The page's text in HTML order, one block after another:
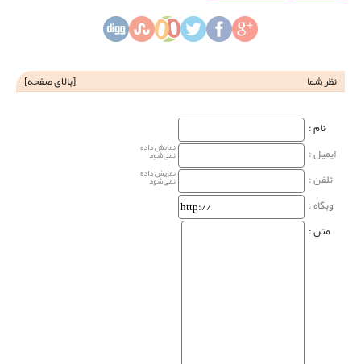
نظر شما [بالای صفحه]
نام‌ :
ایمیل :
نمایش داده
نمی‌شود
تلفن : نمایش داده
نمی‌شود
وبگاه‌ :
متن :